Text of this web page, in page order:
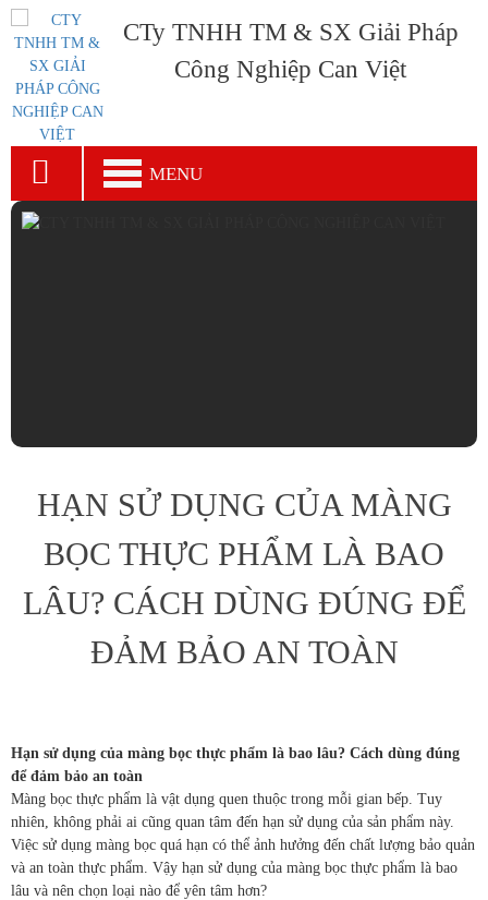
CTy TNHH TM & SX Giải Pháp
Công Nghiệp Can Việt
MENU
HẠN SỬ DỤNG CỦA MÀNG
BỌC THỰC PHẨM LÀ BAO
LÂU? CÁCH DÙNG ĐÚNG ĐỂ
ĐẢM BẢO AN TOÀN
Hạn sử dụng của màng bọc thực phẩm là bao lâu? Cách dùng đúng
để đảm bảo an toàn
Màng bọc thực phẩm là vật dụng quen thuộc trong mỗi gian bếp. Tuy
nhiên, không phải ai cũng quan tâm đến hạn sử dụng của sản phẩm này.
Việc sử dụng màng bọc quá hạn có thể ảnh hưởng đến chất lượng bảo quản
và an toàn thực phẩm. Vậy hạn sử dụng của màng bọc thực phẩm là bao
lâu và nên chọn loại nào để yên tâm hơn?